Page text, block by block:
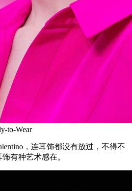
to-Wear
，连耳饰都没有放过，不得不
有种艺术感在。